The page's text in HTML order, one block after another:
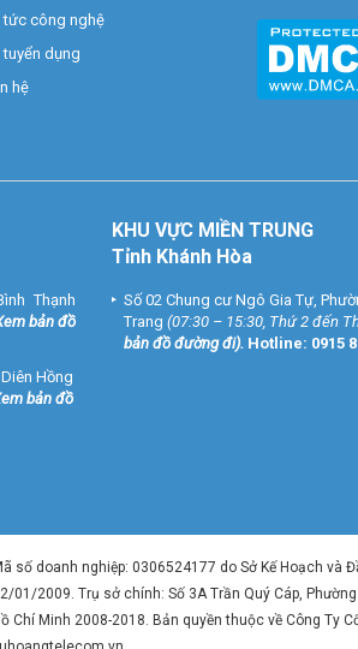
tức công nghệ
tuyển dụng
hệ
Thạnh
bản đồ
Hồng
bản đồ
KHU VỰC MIỀN TRUNG
Tỉnh Khánh Hòa
Số 02 Chung cư Ngô Gia Tự,
Trang (07:30 – 15:30, Thứ 2 đến
bản đồ đường đi). Hotline: 0915
số doanh nghiệp: 0306524177 do Sở Kế Hoạch và
01/2009. Trụ sở chính: Số 3A Trần Quý Cáp,
Chí Minh 2008-2018. Bản quyền thuộc về Công Ty